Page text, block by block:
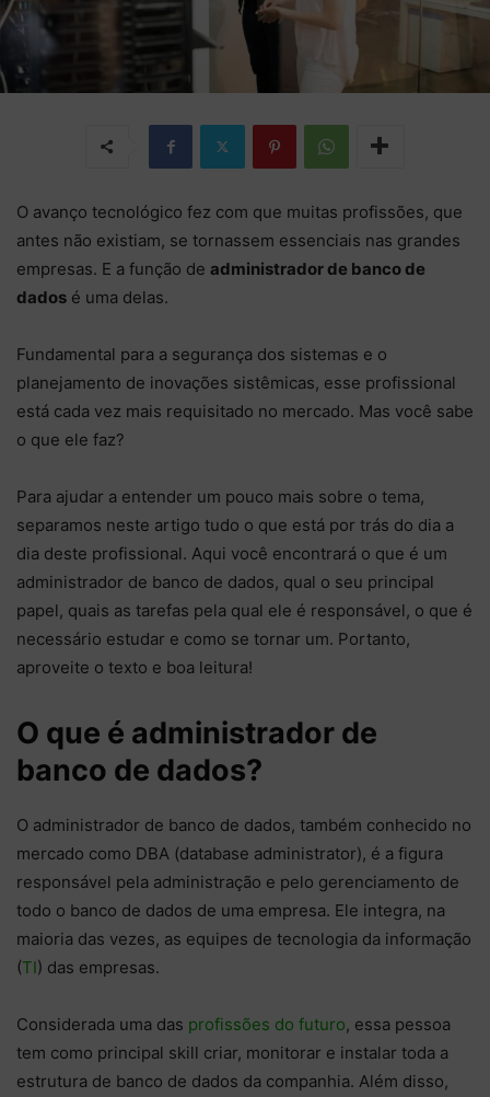
O avanço tecnológico fez com que muitas profissões, que
antes não existiam, se tornassem essenciais nas grandes
empresas. E a função de administrador de banco de
dados é uma delas.
Fundamental para a segurança dos sistemas e o
planejamento de inovações sistêmicas, esse profissional
está cada vez mais requisitado no mercado. Mas você sabe
o que ele faz?
Para ajudar a entender um pouco mais sobre o tema,
separamos neste artigo tudo o que está por trás do dia a
dia deste profissional. Aqui você encontrará o que é um
administrador de banco de dados, qual o seu principal
papel, quais as tarefas pela qual ele é responsável, o que é
necessário estudar e como se tornar um. Portanto,
aproveite o texto e boa leitura!
O que é administrador de
banco de dados?
O administrador de banco de dados, também conhecido no
mercado como DBA (database administrator), é a figura
responsável pela administração e pelo gerenciamento de
todo o banco de dados de uma empresa. Ele integra, na
maioria das vezes, as equipes de tecnologia da informação
(TI) das empresas.
Considerada uma das profissões do futuro, essa pessoa
tem como principal skill criar, monitorar e instalar toda a
estrutura de banco de dados da companhia. Além disso,